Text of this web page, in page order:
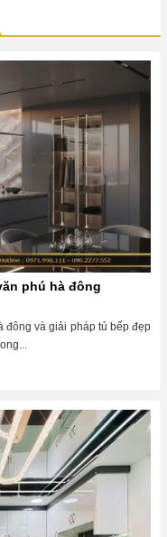
phú hà đông
đông và giải pháp tủ bếp đẹp